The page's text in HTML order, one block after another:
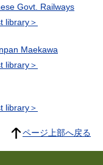
Govt. Railways
library＞
Maekawa
library＞
library＞
ページ上部へ戻る